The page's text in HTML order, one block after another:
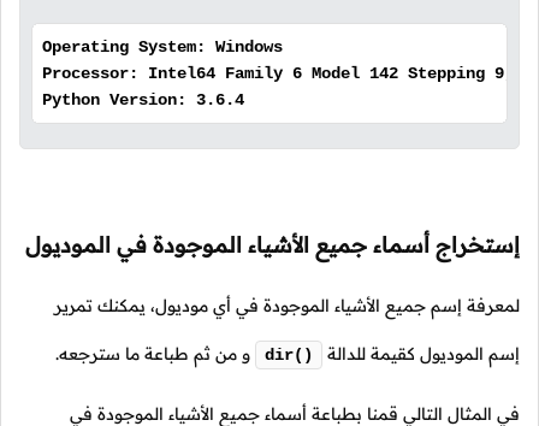
Operating System: Windows
Processor: Intel64 Family 6 Model 142 Stepping 9,
Python Version: 3.6.4
إستخراج أسماء جميع الأشياء الموجودة في الموديول
لمعرفة إسم جميع الأشياء الموجودة في أي موديول، يمكنك تمرير
إسم الموديول كقيمة للدالة dir() و من ثم طباعة ما سترجعه.
في المثال التالي قمنا بطباعة أسماء جميع الأشياء الموجودة في